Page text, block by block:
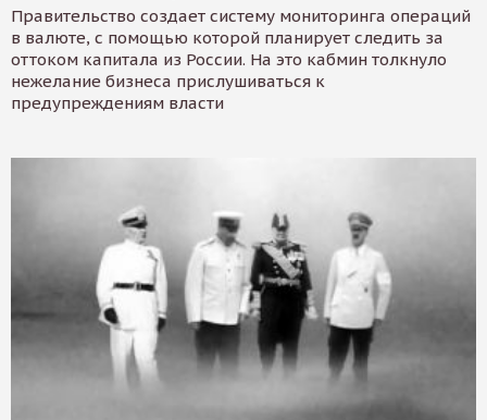
Правительство создает систему мониторинга операций
в валюте, с помощью которой планирует следить за
оттоком капитала из России. На это кабмин толкнуло
нежелание бизнеса прислушиваться к
предупреждениям власти